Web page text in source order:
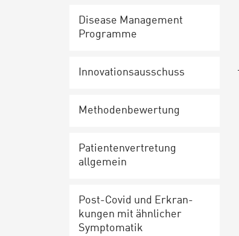
Disease Ma­nage­ment
Programme
In­no­va­ti­ons­aus­schuss
Me­tho­den­be­wer­tung
Pa­ti­en­ten­ver­tre­tung
allgemein
Post-Co­vid und Er­kran­
kun­gen mit ähnlicher
Sym­pto­ma­tik